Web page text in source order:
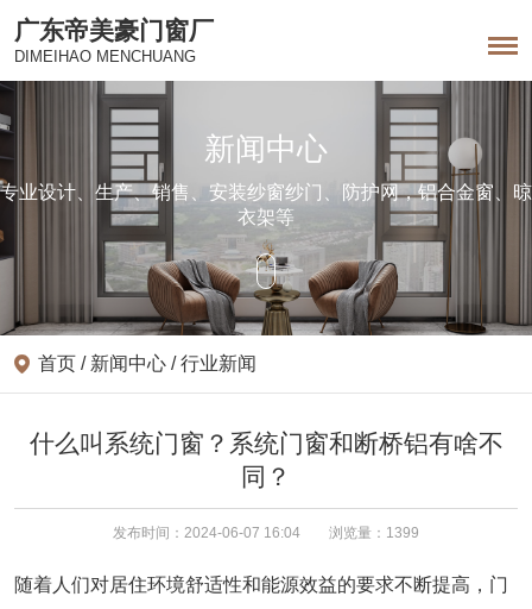
广东帝美豪门窗厂
DIMEIHAO MENCHUANG
新闻中心
专业设计、生产、销售、安装纱窗纱门、防护网，铝合金窗、晾
衣架等
首页 / 新闻中心 /行业新闻
什么叫系统门窗？系统门窗和断桥铝有啥不
同？
发布时间： 2024-06-07 16:04 浏览量： 1399
随着人们对居住环境舒适性和能源效益的要求不断提高，门